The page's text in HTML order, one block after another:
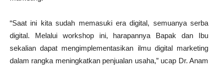
“Saat ini kita sudah memasuki era digital, semuanya serba
digital. Melalui workshop ini, harapannya Bapak dan Ibu
sekalian dapat mengimplementasikan ilmu digital marketing
dalam rangka meningkatkan penjualan usaha,” ucap Dr. Anam